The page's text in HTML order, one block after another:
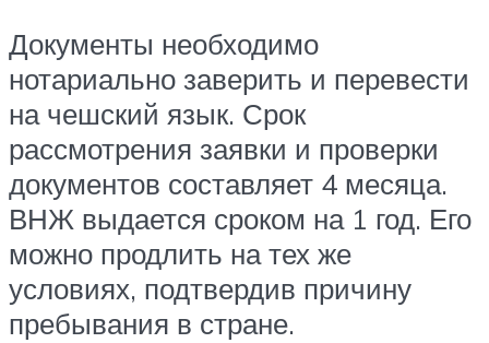
Документы необходимо
нотариально заверить и перевести
на чешский язык. Срок
рассмотрения заявки и проверки
документов составляет 4 месяца.
ВНЖ выдается сроком на 1 год. Его
можно продлить на тех же
условиях, подтвердив причину
пребывания в стране.